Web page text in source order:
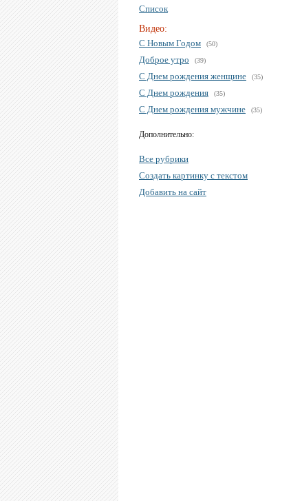
Список
Видео:
С Новым Годом
(50)
Доброе утро (39)
С Днем рождения женщине (35)
С Днем рождения (35)
С Днем рождения мужчине (35)
Дополнительно:
Все рубрики
Создать картинку с текстом
Добавить на сайт